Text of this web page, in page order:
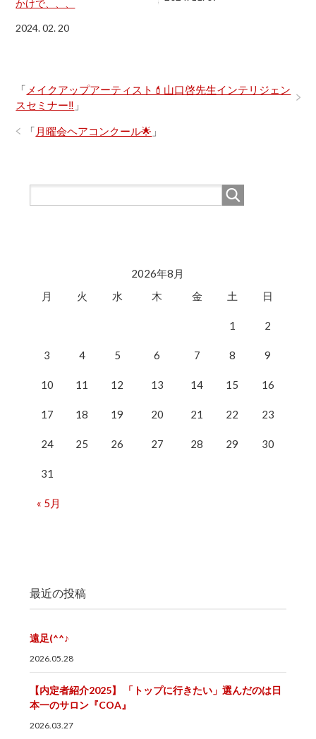
かけで、、、
2024. 02. 20
「 メイクアップアーティスト💄山口啓先生インテリジェン
スセミナー‼ 」
「 月曜会ヘアコンクール🌟 」
2026年8月
月
火 水 木 金 土 日
« 5月
1 2
3 4 5 6 7 8 9
10 11 12 13 14 15 16
17 18 19 20 21 22 23
24 25 26 27 28 29 30
31
最近の投稿
遠足(^^♪
2026.05.28
【内定者紹介2025】 「トップに行きたい」選んだのは日
本一のサロン『COA』
2026.03.27